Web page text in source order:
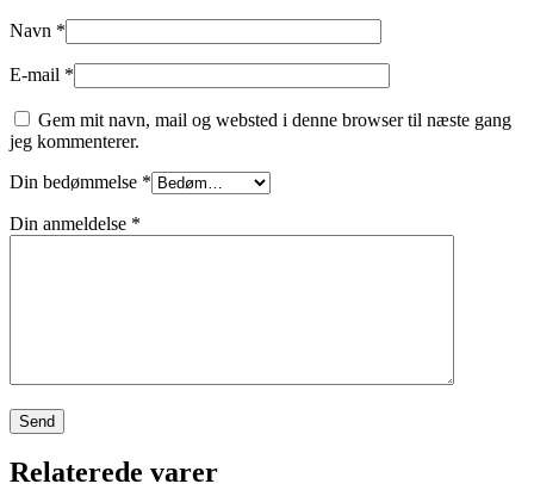
Navn *
E-mail *
Gem mit navn, mail og websted i denne browser til næste gang
jeg kommenterer.
Din bedømmelse *
Din anmeldelse *
Relaterede varer